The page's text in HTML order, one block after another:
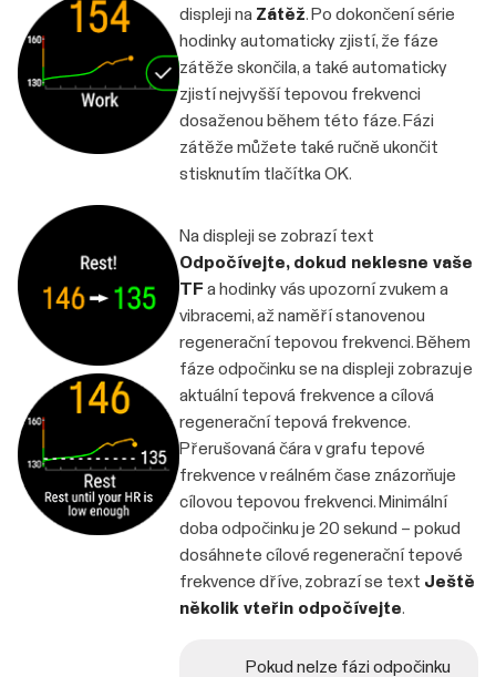
displeji na Zátěž. Po dokončení série
hodinky automaticky zjistí, že fáze
zátěže skončila, a také automaticky
zjistí nejvyšší tepovou frekvenci
dosaženou během této fáze. Fázi
zátěže můžete také ručně ukončit
stisknutím tlačítka OK.
Na displeji se zobrazí text
Odpočívejte, dokud neklesne vaše
TF a hodinky vás upozorní zvukem a
vibracemi, až naměří stanovenou
regenerační tepovou frekvenci. Během
fáze odpočinku se na displeji zobrazuje
aktuální tepová frekvence a cílová
regenerační tepová frekvence.
Přerušovaná čára v grafu tepové
frekvence v reálném čase znázorňuje
cílovou tepovou frekvenci. Minimální
doba odpočinku je 20 sekund – pokud
dosáhnete cílové regenerační tepové
frekvence dříve, zobrazí se text Ještě
několik vteřin odpočívejte.
Pokud nelze fázi odpočinku